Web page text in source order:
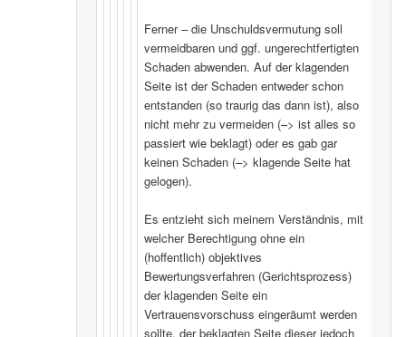
Ferner – die Unschuldsvermutung soll
vermeidbaren und ggf. ungerechtfertigten
Schaden abwenden. Auf der klagenden
Seite ist der Schaden entweder schon
entstanden (so traurig das dann ist), also
nicht mehr zu vermeiden (–> ist alles so
passiert wie beklagt) oder es gab gar
keinen Schaden (–> klagende Seite hat
gelogen).
Es entzieht sich meinem Verständnis, mit
welcher Berechtigung ohne ein
(hoffentlich) objektives
Bewertungsverfahren (Gerichtsprozess)
der klagenden Seite ein
Vertrauensvorschuss eingeräumt werden
sollte, der beklagten Seite dieser jedoch